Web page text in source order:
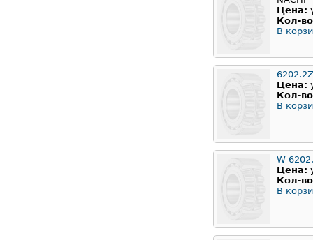
Цена:
Кол-
В
Цена:
Кол-
В
W-
Цена:
Кол-
В